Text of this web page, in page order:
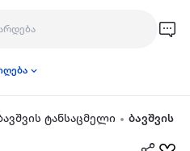
ტანსაცმელი ბავშვის